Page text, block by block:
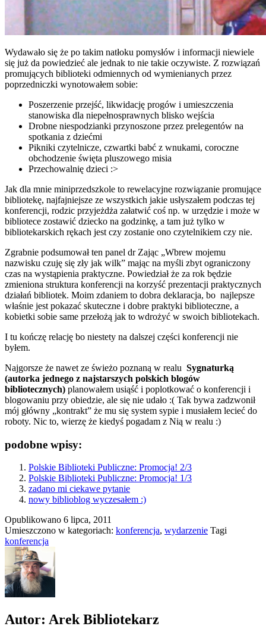
Wydawało się że po takim natłoku pomysłów i informacji niewiele
się już da powiedzieć ale jednak to nie takie oczywiste. Z rozwiązań
promujących biblioteki odmiennych od wymienianych przez
poprzedniczki wynotowałem sobie:
Poszerzenie przejść, likwidację progów i umieszczenia
stanowiska dla niepełnosprawnych blisko wejścia
Drobne niespodzianki przynoszone przez prelegentów na
spotkania z dziećmi
Pikniki czytelnicze, czwartki babć z wnukami, coroczne
obchodzenie święta pluszowego misia
Przechowalnię dzieci :>
Jak dla mnie miniprzedszkole to rewelacyjne rozwiązanie promujące
bibliotekę, najfajniejsze ze wszystkich jakie usłyszałem podczas tej
konferencji, rodzic przyjeżdża załatwić coś np. w urzędzie i może w
bibliotece zostawić dziecko na godzinkę, a tam już tylko w
bibliotekarskich rękach jest czy zostanie ono czytelnikiem czy nie.
Zgrabnie podsumował ten panel dr Zając „Wbrew mojemu
nazwisku czuję się zły jak wilk” mając na myśli zbyt ograniczony
czas na wystąpienia praktyczne. Powiedział że za rok będzie
zmieniona struktura konferencji na korzyść prezentacji praktycznych
działań bibliotek. Moim zdaniem to dobra deklaracja, bo najlepsze
właśnie jest pokazać skuteczne i dobre praktyki biblioteczne, a
kobietki sobie same przełożą jak to wdrożyć w swoich bibliotekach.
I tu kończę relację bo niestety na dalszej części konferencji nie
byłem.
Najgorsze że nawet ze świeżo poznaną w realu Sygnaturką
(autorka jednego z najstarszych polskich blogów
bibliotecznych) planowałem usiąść i poplotkować o konferencji i
blogowaniu przy obiedzie, ale się nie udało :( Tak bywa zadzwonił
mój główny „kontrakt” że mu się system sypie i musiałem lecieć do
roboty. Nic to, wierzę że kiedyś pogadam z Nią w realu :)
podobne wpisy:
Polskie Biblioteki Publiczne: Promocja! 2/3
Polskie Biblioteki Publiczne: Promocja! 1/3
zadano mi ciekawe pytanie
nowy biblioblog wyczesałem :)
Opublikowano 6 lipca, 2011
Umieszczono w kategoriach: konferencja, wydarzenie Tagi
konferencja
Autor: Arek Bibliotekarz